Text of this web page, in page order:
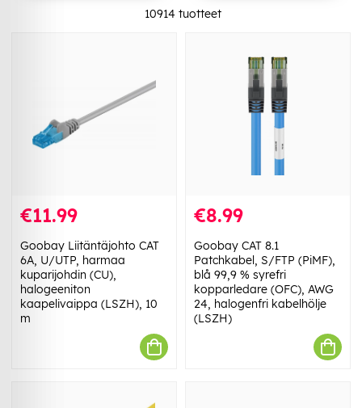
10914 tuotteet
€11.99
Goobay Liitäntäjohto CAT
6A, U/UTP, harmaa
kuparijohdin (CU),
halogeeniton
kaapelivaippa (LSZH), 10
m
€8.99
Goobay CAT 8.1
Patchkabel, S/FTP (PiMF),
blå 99,9 % syrefri
kopparledare (OFC), AWG
24, halogenfri kabelhölje
(LSZH)